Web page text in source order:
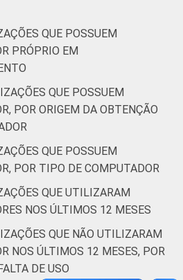
e defesa de
direitos
Religião 13
Saúde e
assistência
social
79
Outros 46 24
Centro Regional de
Desenvolvimento da
(Cetic.br),
QUE POSSUEM
PRÓPRIO EM
QUE POSSUEM
POR ORIGEM DA OBTENÇÃO
QUE POSSUEM
POR TIPO DE COMPUTADOR
QUE UTILIZARAM
NOS ÚLTIMOS 12 MESES
QUE NÃO UTILIZARAM
NOS ÚLTIMOS 12 MESES, POR
DE USO